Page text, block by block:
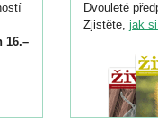
16.–
Dvouleté
Zjistěte, jak